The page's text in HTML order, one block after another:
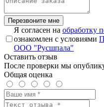
Перезвоните мне
Я согласен на обработку
ознакомлен с условиями
ООО "Русшпала"
Оставить отзыв
После проверки мы
Общая оценка